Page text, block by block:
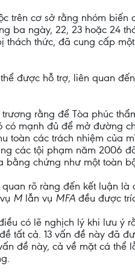
trên cơ sở rằng nhóm
ba ngày, 22, 23 hoặc 24
thức, đã cung cấp
được hỗ trợ, liên quan
rằng để Tòa phúc
mạnh đủ để mở đường
toàn các trách nhiệm của
các tội phạm năm 2006
bằng chứng như một toàn
rõ ràng đến kết luận
M lẫn vụ MFA đều được
có lẽ nghịch lý khi lưu ý
tất cả. 13 vấn đề này đã
đề này, cả về mặt cá thể